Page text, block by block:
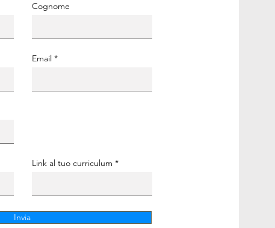
Cognome
Email
Link al tuo curriculum
Invia